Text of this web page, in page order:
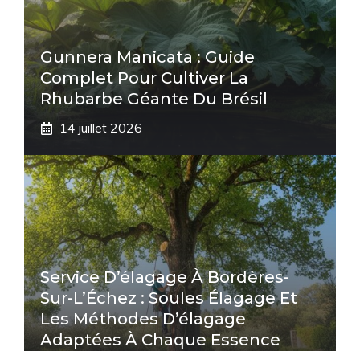
Gunnera Manicata : Guide
Complet Pour Cultiver La
Rhubarbe Géante Du Brésil
14 juillet 2026
Service D’élagage À Bordères-
Sur-L’Échez : Soules Élagage Et
Les Méthodes D’élagage
Adaptées À Chaque Essence